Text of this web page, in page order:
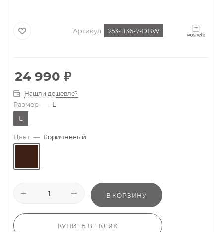
Артикул: 253-1136-7-DBW
24 990 ₽
Нашли дешевле?
Размер — L
L
Цвет — Коричневый
В КОРЗИНУ
КУПИТЬ В 1 КЛИК